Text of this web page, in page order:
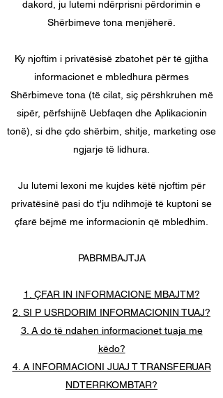
dakord, ju lutemi ndërprisni përdorimin e
Shërbimeve tona menjëherë.
Ky njoftim i privatësisë zbatohet për të gjitha
informacionet e mbledhura përmes
Shërbimeve tona (të cilat, siç përshkruhen më
sipër, përfshijnë Uebfaqen dhe Aplikacionin
tonë), si dhe çdo shërbim, shitje, marketing ose
ngjarje të lidhura.
Ju lutemi lexoni me kujdes këtë njoftim për
privatësinë pasi do t'ju ndihmojë të kuptoni se
çfarë bëjmë me informacionin që mbledhim.
PABRMBAJTJA
1. ÇFAR IN INFORMACIONE MBAJTM?
2. SI P USRDORIM INFORMACIONIN TUAJ?
3. A do të ndahen informacionet tuaja me
këdo?
4. A INFORMACIONI JUAJ T TRANSFERUAR
NDTERRKOMBTAR?